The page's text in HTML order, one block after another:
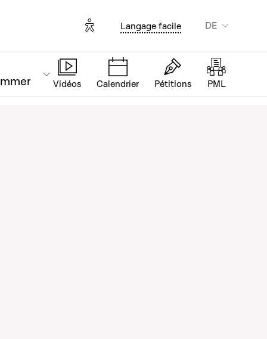
Options d'accessibilité
Langage facile DE
Vidéos Calendrier Pétitions PML